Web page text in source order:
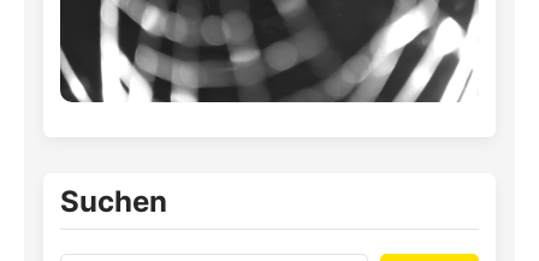
Suchen